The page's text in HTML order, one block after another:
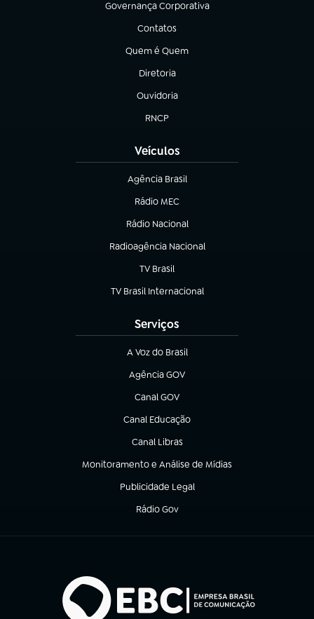
Governança Corporativa
(abre em nova aba)
Contatos
(abre em nova aba)
Quem é Quem
(abre em nova aba)
Diretoria
(abre em nova aba)
Ouvidoria
(abre em nova aba)
RNCP
(abre em nova aba)
Veículos
Agência Brasil
(abre em nova aba)
Rádio MEC
Rádio Nacional
(abre em nova aba)
Radioagência Nacional
(abre em nova aba)
TV Brasil
(abre em nova aba)
TV Brasil Internacional
(abre em nova aba)
Serviços
A Voz do Brasil
(abre em nova aba)
Agência GOV
(abre em nova aba)
Canal GOV
(abre em nova aba)
Canal Educação
(abre em nova aba)
Canal Libras
(abre em nova aba)
Monitoramento e Análise de Mídias
(abre em nova aba)
Publicidade Legal
(abre em nova aba)
Rádio Gov
(abre em nova aba)